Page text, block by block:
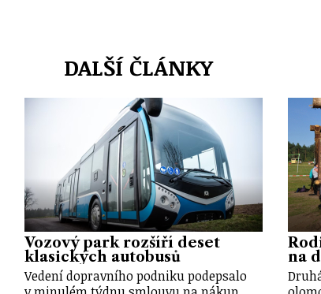
DALŠÍ ČLÁNKY
Vozový park rozšíří deset
klasických autobusů
Vedení dopravního podniku podepsalo
na